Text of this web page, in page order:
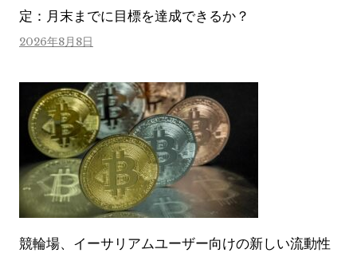
定：月末までに目標を達成できるか？
2026年8月8日
競輪場、イーサリアムユーザー向けの新しい流動性